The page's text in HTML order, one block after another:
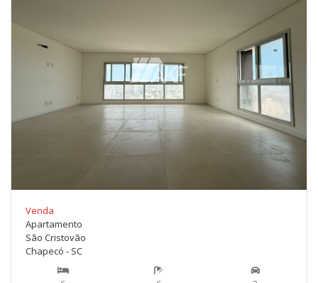
Venda
Apartamento
São Cristovão
Chapecó - SC